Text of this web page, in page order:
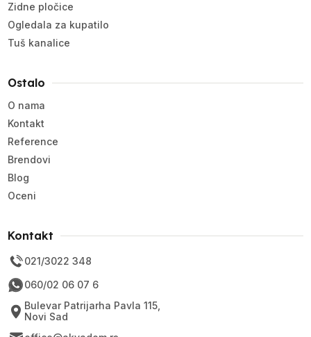
Zidne pločice
Ogledala za kupatilo
Tuš kanalice
Ostalo
O nama
Kontakt
Reference
Brendovi
Blog
Oceni
Kontakt
021/3022 348
060/02 06 07 6
Bulevar Patrijarha Pavla 115,
Novi Sad